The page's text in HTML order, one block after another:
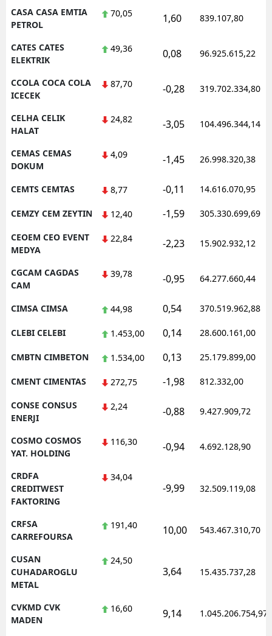
CASA CASA EMTIA
PETROL
70,05 1,60 839.107,80
CATES CATES
ELEKTRIK
49,36 0,08 96.925.615,22
CCOLA COCA COLA
ICECEK
87,70 -0,28 319.702.334,80
CELHA CELIK
HALAT
24,82 -3,05 104.496.344,14
CEMAS CEMAS
DOKUM
4,09 -1,45 26.998.320,38
CEMTS CEMTAS 8,77 -0,11 14.616.070,95
CEMZY CEM ZEYTIN 12,40 -1,59 305.330.699,69
CEOEM CEO EVENT
MEDYA
22,84 -2,23 15.902.932,12
CGCAM CAGDAS
CAM
39,78 -0,95 64.277.660,44
CIMSA CIMSA 44,98 0,54 370.519.962,88
CLEBI CELEBI 1.453,00 0,14 28.600.161,00
CMBTN CIMBETON 1.534,00 0,13 25.179.899,00
CMENT CIMENTAS 272,75 -1,98 812.332,00
CONSE CONSUS
ENERJI
2,24 -0,88 9.427.909,72
COSMO COSMOS
YAT. HOLDING
116,30 -0,94 4.692.128,90
CRDFA
CREDITWEST
FAKTORING
34,04
-9,99 32.509.119,08
CRFSA
CARREFOURSA
191,40 10,00 543.467.310,70
CUSAN
CUHADAROGLU
METAL
24,50
3,64 15.435.737,28
CVKMD CVK
MADEN
16,60 9,14 1.045.206.754,97